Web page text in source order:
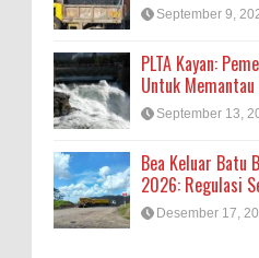
September 9,
PLTA Kayan:
Untuk Memantau
September 13,
Bea Keluar Batu
2026: Regulasi
Desember 17,